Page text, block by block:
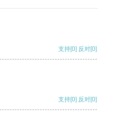
支持[0] 反对[0]
支持[0] 反对[0]